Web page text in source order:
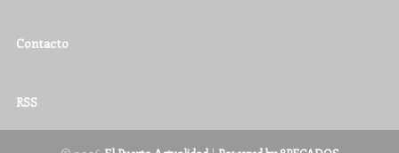
Contacto
RSS